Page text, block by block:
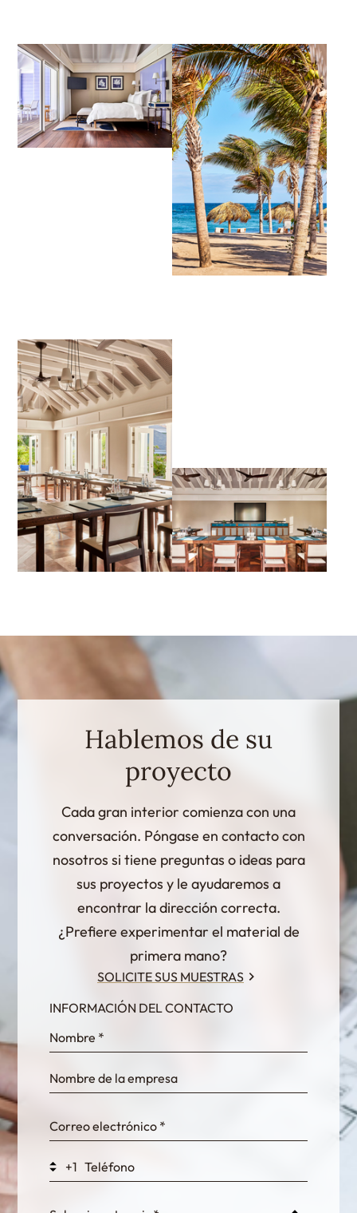
Hablemos de su
proyecto
Cada gran interior comienza con una
conversación. Póngase en contacto con
nosotros si tiene preguntas o ideas para
sus proyectos y le ayudaremos a
encontrar la dirección correcta.
¿Prefiere experimentar el material de
primera mano?
SOLICITE SUS MUESTRAS
InternalFormDataPassing
bn1q0rrvUn2bmwl
WEK7sP7DXp5OiEV
INFORMACIÓN DEL CONTACTO
+1